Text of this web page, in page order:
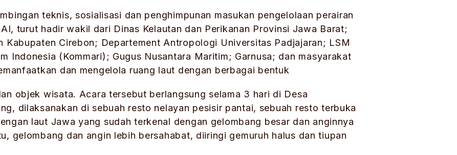
teknis, sosialisasi dan penghimpunan masukan pengelolaan perairan
turut hadir wakil dari Dinas Kelautan dan Perikanan Provinsi Jawa Barat;
Kabupaten Cirebon; Departement Antropologi Universitas Padjajaran; LSM
Indonesia (Kommari); Gugus Nusantara Maritim; Garnusa; dan masyarakat
dan mengelola ruang laut dengan berbagai bentuk
objek wisata. Acara tersebut berlangsung selama 3 hari di Desa
dilaksanakan di sebuah resto nelayan pesisir pantai, sebuah resto terbuka
laut Jawa yang sudah terkenal dengan gelombang besar dan anginnya
gelombang dan angin lebih bersahabat, diiringi gemuruh halus dan tiupan